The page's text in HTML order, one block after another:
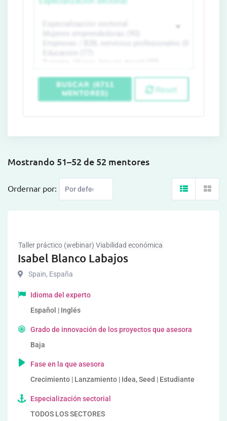
BUSCAR (6711
MENTORES)
Reset
Mostrando 51–52 de 52 mentores
Ordernar por:
Taller práctico (webinar) Viabilidad económica
Isabel Blanco Labajos
Spain, España
Idioma del experto
Español | Inglés
Grado de innovación de los proyectos que asesora
Baja
Fase en la que asesora
Crecimiento | Lanzamiento | Idea, Seed | Estudiante
Especialización sectorial
TODOS LOS SECTORES